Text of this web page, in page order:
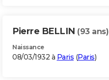
Pierre BELLIN (93 ans)
Naissance
08/03/1932 à Paris (Paris)